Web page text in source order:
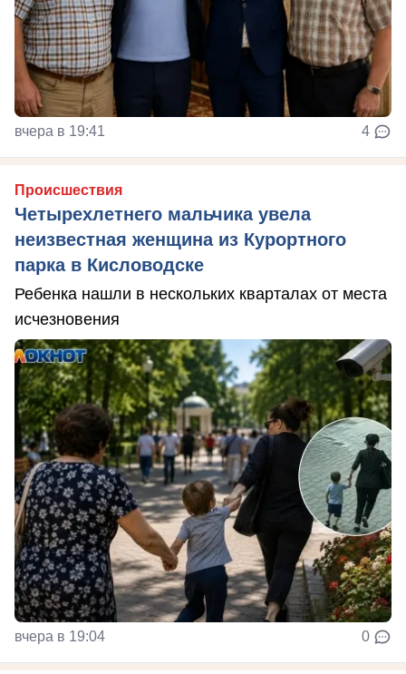
вчера в 19:41 4
Происшествия
Четырехлетнего мальчика увела
неизвестная женщина из Курортного
парка в Кисловодске
Ребенка нашли в нескольких кварталах от места
исчезновения
вчера в 19:04 0